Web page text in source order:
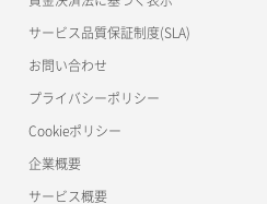
サービス品質保証制度(SLA)
お問い合わせ
プライバシーポリシー
Cookieポリシー
企業概要
サービス概要